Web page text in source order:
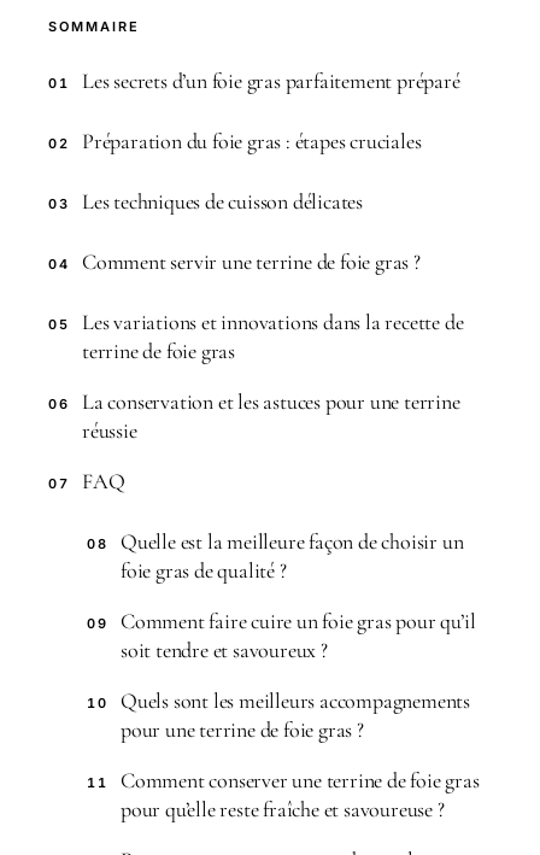
SOMMAIRE
01 Les secrets d’un foie gras parfaitement préparé
02 Préparation du foie gras : étapes cruciales
03 Les techniques de cuisson délicates
04 Comment servir une terrine de foie gras ?
05
Les variations et innovations dans la recette de
terrine de foie gras
06
La conservation et les astuces pour une terrine
réussie
07 FAQ
08
Quelle est la meilleure façon de choisir un
foie gras de qualité ?
09
Comment faire cuire un foie gras pour qu’il
soit tendre et savoureux ?
10
Quels sont les meilleurs accompagnements
pour une terrine de foie gras ?
11
Comment conserver une terrine de foie gras
pour qu’elle reste fraîche et savoureuse ?